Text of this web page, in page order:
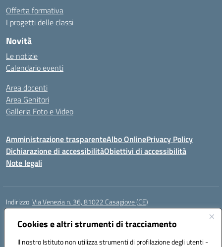
Cookies e altri strumenti di tracciamento
Il nostro Istituto non utilizza strumenti di profilazione degli utenti -
Offerta formativa
I progetti delle classi
Novità
Le notizie
Calendario eventi
Area docenti
Area Genitori
Galleria Foto e Video
Amministrazione trasparenteAlbo OnlinePrivacy Policy
Dichiarazione di accessibilitàObiettivi di accessibilità
Note legali
Indirizzo:Via Venezia n. 36, 81022 Casagiove (CE)
Centralino:
Posta elettronica certificata (PEC):ceic893002@pec.istruzione.it
Codice fiscale: 93085870611